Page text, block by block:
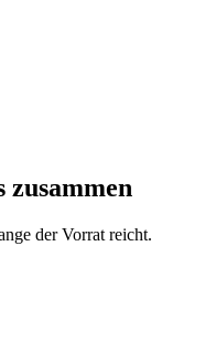
der Vorrat reicht.